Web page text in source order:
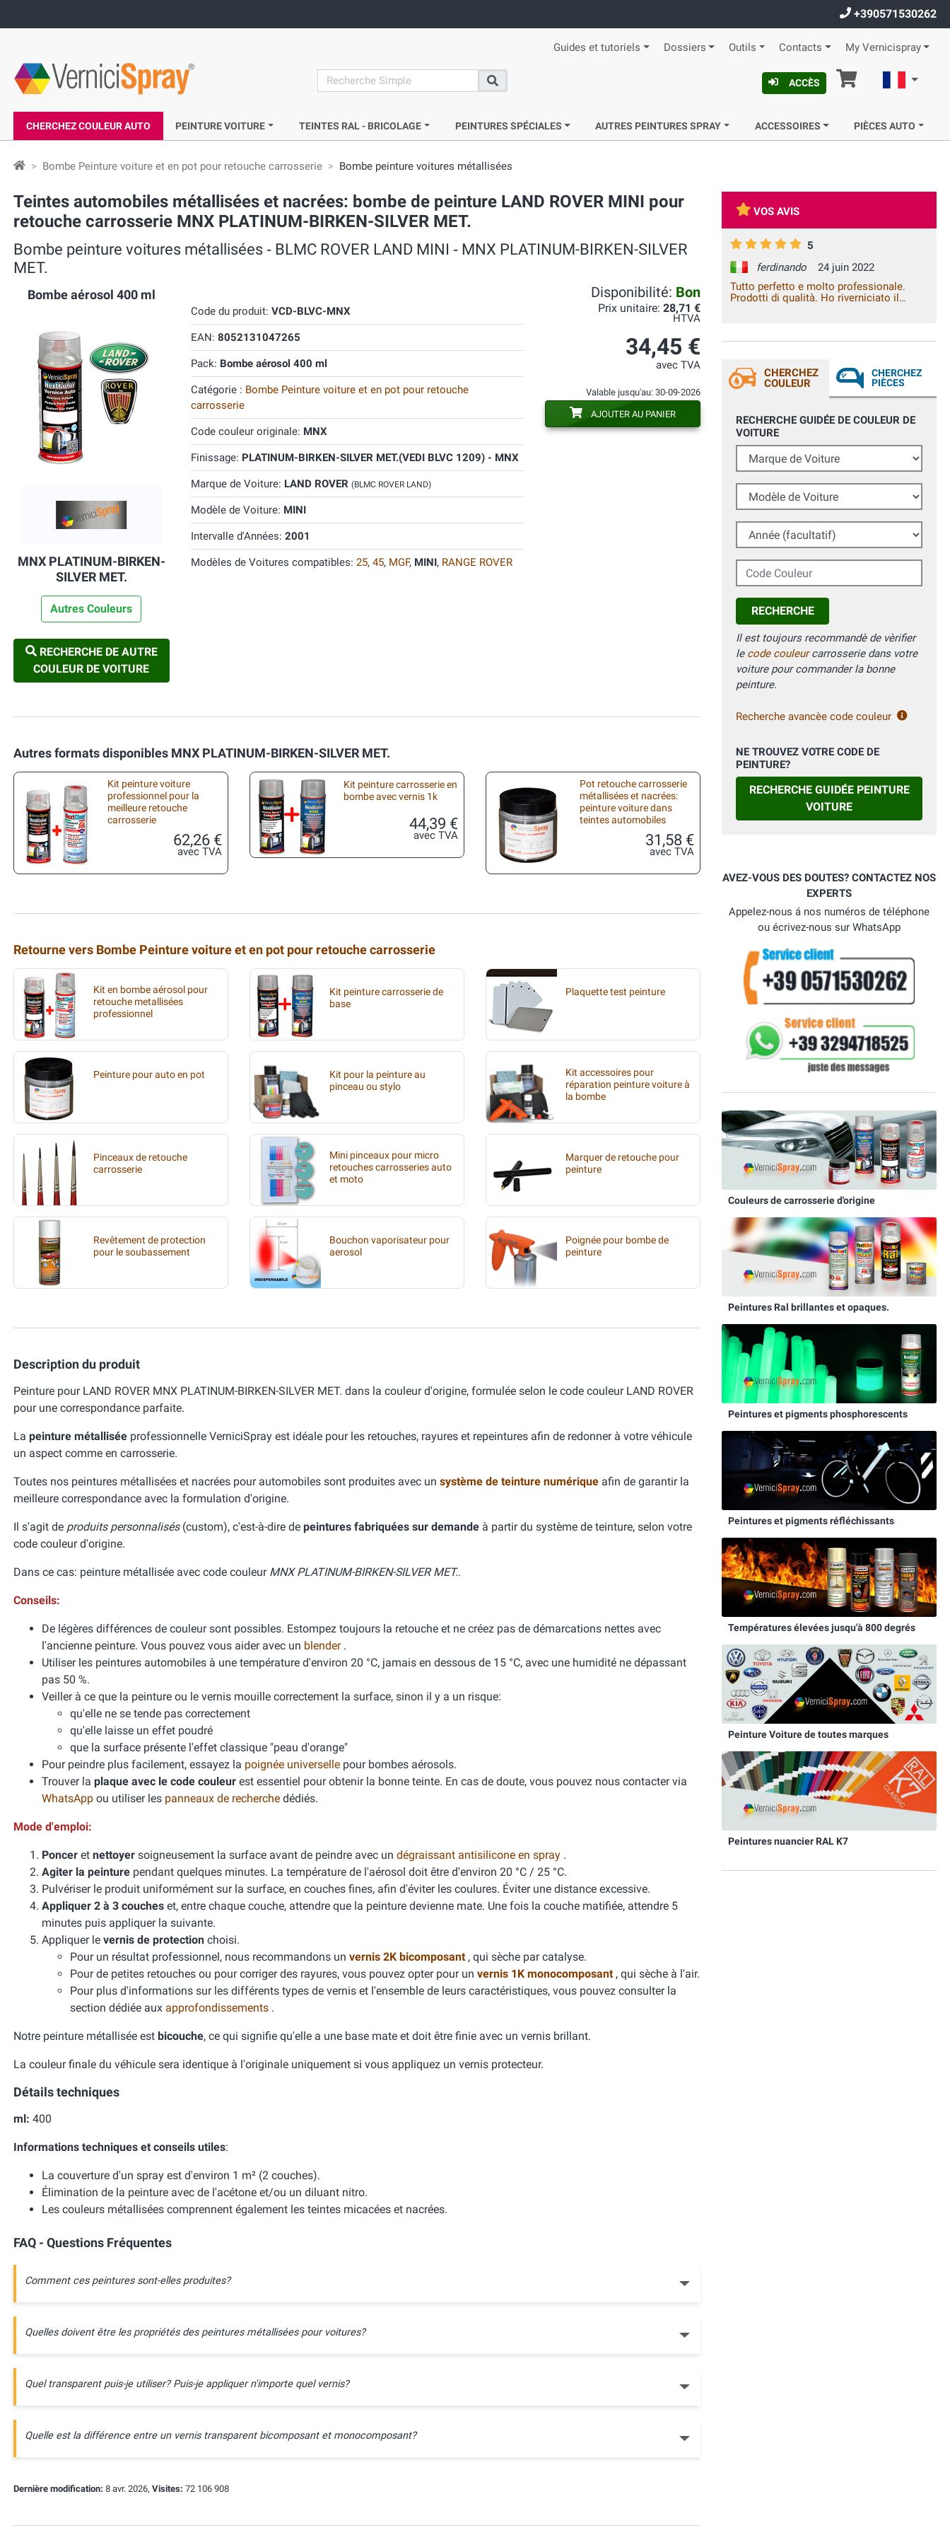
+390571530262
Guides et tutoriels Dossiers Outils Contacts My Vernicispray
search
Recherche
ACCÈS Panier
CHERCHEZ COULEUR AUTO PEINTURE VOITURE TEINTES RAL - BRICOLAGE PEINTURES SPÉCIALES AUTRES PEINTURES SPRAY ACCESSOIRES PIÈCES AUTO
Bombe Peinture voiture et en pot pour retouche carrosserie Bombe peinture voitures métallisées
Teintes automobiles métallisées et nacrées: bombe de peinture LAND ROVER MINI pour
retouche carrosserie MNX PLATINUM-BIRKEN-SILVER MET.
Bombe peinture voitures métallisées ‐ BLMC ROVER LAND MINI ‐ MNX PLATINUM-BIRKEN-SILVER
MET.
Bombe aérosol 400 ml
MNX PLATINUM-BIRKEN-
SILVER MET.
Autres Couleurs
RECHERCHE DE AUTRE
COULEUR DE VOITURE
Code du produit: VCD-BLVC-MNX
EAN: 8052131047265
Pack: Bombe aérosol 400 ml
Catégorie : Bombe Peinture voiture et en pot pour retouche
carrosserie
Code couleur originale: MNX
Finissage: PLATINUM-BIRKEN-SILVER MET.(VEDI BLVC 1209) - MNX
Marque de Voiture: LAND ROVER (BLMC ROVER LAND)
Modèle de Voiture: MINI
Intervalle d'Années: 2001
Modèles de Voitures compatibles: 25, 45, MGF, MINI, RANGE ROVER
Disponibilité: Bon
Prix unitaire: 28,71 €
HTVA
34,45 €
avec TVA
Valable jusqu'au: 30-09-2026
AJOUTER AU PANIER
Autres formats disponibles MNX PLATINUM-BIRKEN-SILVER MET.
Kit peinture voiture
professionnel pour la
meilleure retouche
carrosserie
62,26 €
avec TVA
Kit peinture carrosserie en
bombe avec vernis 1k
44,39 €
avec TVA
Pot retouche carrosserie
métallisées et nacrées:
peinture voiture dans
teintes automobiles
31,58 €
avec TVA
Retourne vers Bombe Peinture voiture et en pot pour retouche carrosserie
Kit en bombe aérosol pour
retouche metallisées
professionnel
Kit peinture carrosserie de
base
Plaquette test peinture
Peinture pour auto en pot
Kit pour la peinture au
pinceau ou stylo
Kit accessoires pour
réparation peinture voiture à
la bombe
Pinceaux de retouche
carrosserie
Mini pinceaux pour micro
retouches carrosseries auto
et moto
Marquer de retouche pour
peinture
Revêtement de protection
pour le soubassement
Bouchon vaporisateur pour
aerosol
Poignée pour bombe de
peinture
Description du produit
Peinture pour LAND ROVER MNX PLATINUM-BIRKEN-SILVER MET. dans la couleur d'origine, formulée selon le code couleur LAND ROVER
pour une correspondance parfaite.
La peinture métallisée professionnelle VerniciSpray est idéale pour les retouches, rayures et repeintures afin de redonner à votre véhicule
un aspect comme en carrosserie.
Toutes nos peintures métallisées et nacrées pour automobiles sont produites avec un système de teinture numérique afin de garantir la
meilleure correspondance avec la formulation d'origine.
Il s'agit de produits personnalisés(custom), c'est-à-dire de peintures fabriquées sur demande à partir du système de teinture, selon votre
code couleur d'origine.
Dans ce cas: peinture métallisée avec code couleur MNX PLATINUM-BIRKEN-SILVER MET..
Conseils:
De légères différences de couleur sont possibles. Estompez toujours la retouche et ne créez pas de démarcations nettes avec
l'ancienne peinture. Vous pouvez vous aider avec un blender .
Utiliser les peintures automobiles à une température d'environ 20 °C, jamais en dessous de 15 °C, avec une humidité ne dépassant
pas 50 %.
Veiller à ce que la peinture ou le vernis mouille correctement la surface, sinon il y a un risque:
qu'elle ne se tende pas correctement
qu'elle laisse un effet poudré
que la surface présente l'effet classique "peau d'orange"
Pour peindre plus facilement, essayez la poignée universelle pour bombes aérosols.
Trouver la plaque avec le code couleur est essentiel pour obtenir la bonne teinte. En cas de doute, vous pouvez nous contacter via
WhatsApp ou utiliser les panneaux de recherche dédiés.
Mode d'emploi:
Poncer et nettoyer soigneusement la surface avant de peindre avec un dégraissant antisilicone en spray .
Agiter la peinture pendant quelques minutes. La température de l'aérosol doit être d'environ 20 °C / 25 °C.
Pulvériser le produit uniformément sur la surface, en couches fines, afin d'éviter les coulures. Éviter une distance excessive.
Appliquer 2 à 3 couches et, entre chaque couche, attendre que la peinture devienne mate. Une fois la couche matifiée, attendre 5
minutes puis appliquer la suivante.
Appliquer le vernis de protection choisi.
Pour un résultat professionnel, nous recommandons un vernis 2K bicomposant , qui sèche par catalyse.
Pour de petites retouches ou pour corriger des rayures, vous pouvez opter pour un vernis 1K monocomposant , qui sèche à l'air.
Pour plus d'informations sur les différents types de vernis et l'ensemble de leurs caractéristiques, vous pouvez consulter la
section dédiée aux approfondissements .
Notre peinture métallisée est bicouche, ce qui signifie qu'elle a une base mate et doit être finie avec un vernis brillant.
La couleur finale du véhicule sera identique à l'originale uniquement si vous appliquez un vernis protecteur.
Détails techniques
ml: 400
Informations techniques et conseils utiles:
La couverture d'un spray est d'environ 1 m² (2 couches).
Élimination de la peinture avec de l'acétone et/ou un diluant nitro.
Les couleurs métallisées comprennent également les teintes micacées et nacrées.
FAQ - Questions Fréquentes
Comment ces peintures sont-elles produites?
Quelles doivent être les propriétés des peintures métallisées pour voitures?
Quel transparent puis-je utiliser? Puis-je appliquer n'importe quel vernis?
Quelle est la différence entre un vernis transparent bicomposant et monocomposant?
Dernière modification: 8 avr. 2026, Visites: 72 106 908
VOS AVIS
5
ferdinando
24 juin 2022
Tutto perfetto e molto professionale.
Prodotti di qualità. Ho riverniciato il
CHERCHEZ
COULEUR
CHERCHEZ
PIÈCES
RECHERCHE GUIDÉE DE COULEUR DE
VOITURE
Marque de Voiture
Modèle de Voiture
Année (facultatif)
Code Couleur
RECHERCHE
Il est toujours recommandè de vèrifier
le code couleurcarrosserie dans votre
voiture pour commander la bonne
peinture.
Recherche avancèe code couleur
NE TROUVEZ VOTRE CODE DE
PEINTURE?
RECHERCHE GUIDÉE PEINTURE
VOITURE
AVEZ-VOUS DES DOUTES? CONTACTEZ NOS
EXPERTS
Appelez-nous á nos numéros de téléphone
ou écrivez-nous sur WhatsApp
Couleurs de carrosserie d'origine
Peintures Ral brillantes et opaques.
Peintures et pigments phosphorescents
Peintures et pigments réfléchissants
Températures élevées jusqu'à 800 degrés
Peinture Voiture de toutes marques
Peintures nuancier RAL K7